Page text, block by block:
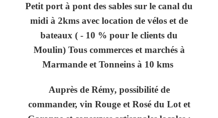
Petit port à pont des sables sur le canal du
midi à 2kms avec location de vélos et de
bateaux ( - 10 % pour le clients du
Moulin) Tous commerces et marchés à
Marmande et Tonneins à 10 kms
Auprès de Rémy, possibilité de
commander, vin Rouge et Rosé du Lot et